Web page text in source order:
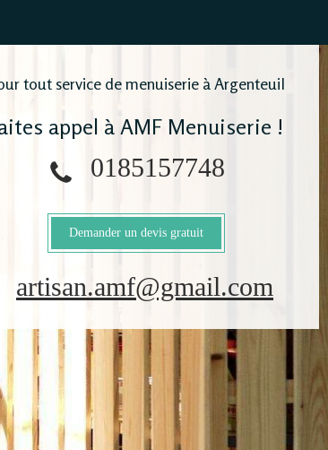
tout service de menuiserie à Argenteuil
appel à AMF Menuiserie !
0185157748
Demander un devis gratuit
artisan.amf@gmail.com